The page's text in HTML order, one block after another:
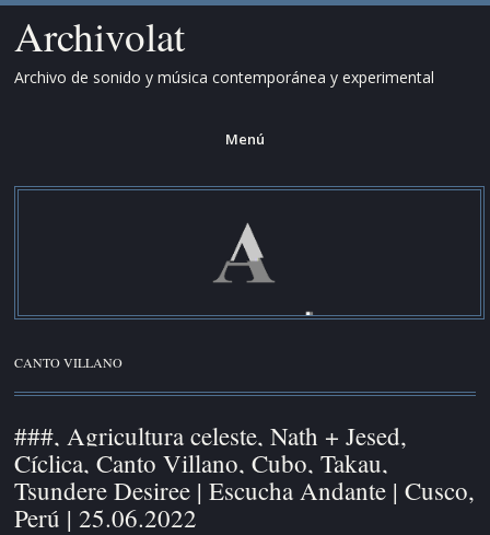
Archivolat
Archivo de sonido y música contemporánea y experimental
Menú
Saltar
CANTO VILLANO
###, Agricultura celeste, Nath + Jesed,
Cíclica, Canto Villano, Cubo, Takau,
Tsundere Desiree | Escucha Andante | Cusco,
Perú | 25.06.2022